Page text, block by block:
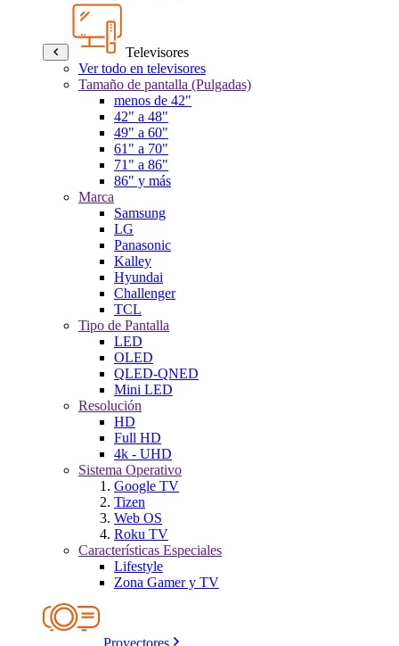
Televisores
Ver todo en televisores
Tamaño de pantalla (Pulgadas)
menos de 42"
42" a 48"
49" a 60"
61" a 70"
71" a 86"
86" y más
Marca
Samsung
LG
Panasonic
Kalley
Hyundai
Challenger
TCL
Tipo de Pantalla
LED
OLED
QLED-QNED
Mini LED
Resolución
HD
Full HD
4k - UHD
Sistema Operativo
Google TV
Tizen
Web OS
Roku TV
Características Especiales
Lifestyle
Zona Gamer y TV
Proyectores